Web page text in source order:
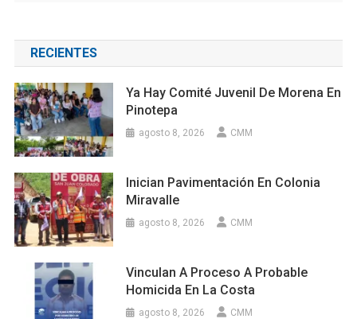
RECIENTES
Ya Hay Comité Juvenil De Morena En
Pinotepa
agosto 8, 2026 CMM
Inician Pavimentación En Colonia
Miravalle
agosto 8, 2026 CMM
Vinculan A Proceso A Probable
Homicida En La Costa
agosto 8, 2026 CMM